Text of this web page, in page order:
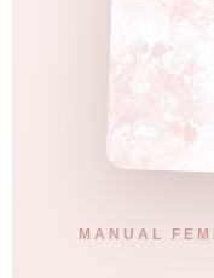
MANUAL